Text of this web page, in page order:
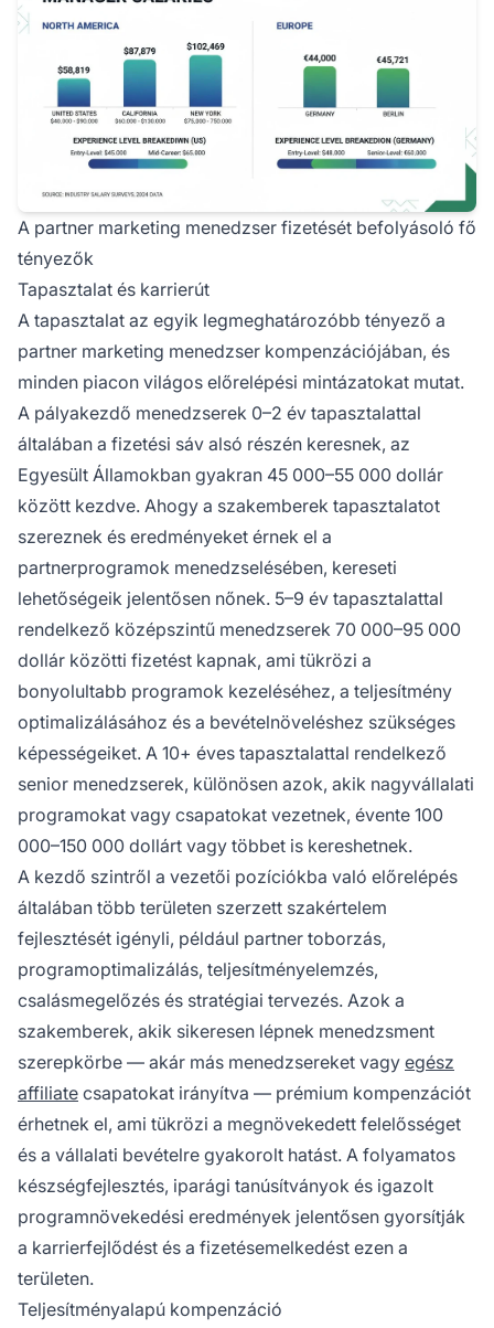
A partner marketing menedzser fizetését befolyásoló fő
tényezők
Tapasztalat és karrierút
A tapasztalat az egyik legmeghatározóbb tényező a
partner marketing menedzser kompenzációjában, és
minden piacon világos előrelépési mintázatokat mutat.
A pályakezdő menedzserek 0–2 év tapasztalattal
általában a fizetési sáv alsó részén keresnek, az
Egyesült Államokban gyakran 45 000–55 000 dollár
között kezdve. Ahogy a szakemberek tapasztalatot
szereznek és eredményeket érnek el a
partnerprogramok menedzselésében, kereseti
lehetőségeik jelentősen nőnek. 5–9 év tapasztalattal
rendelkező középszintű menedzserek 70 000–95 000
dollár közötti fizetést kapnak, ami tükrözi a
bonyolultabb programok kezeléséhez, a teljesítmény
optimalizálásához és a bevételnöveléshez szükséges
képességeiket. A 10+ éves tapasztalattal rendelkező
senior menedzserek, különösen azok, akik nagyvállalati
programokat vagy csapatokat vezetnek, évente 100
000–150 000 dollárt vagy többet is kereshetnek.
A kezdő szintről a vezetői pozíciókba való előrelépés
általában több területen szerzett szakértelem
fejlesztését igényli, például partner toborzás,
programoptimalizálás, teljesítményelemzés,
csalásmegelőzés és stratégiai tervezés. Azok a
szakemberek, akik sikeresen lépnek menedzsment
szerepkörbe — akár más menedzsereket vagy egész
affiliate csapatokat irányítva — prémium kompenzációt
érhetnek el, ami tükrözi a megnövekedett felelősséget
és a vállalati bevételre gyakorolt hatást. A folyamatos
készségfejlesztés, iparági tanúsítványok és igazolt
programnövekedési eredmények jelentősen gyorsítják
a karrierfejlődést és a fizetésemelkedést ezen a
területen.
Teljesítményalapú kompenzáció